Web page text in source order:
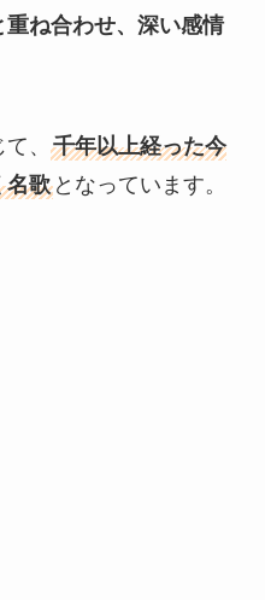
ね合わせ、深い感情
、 千年以上経った今
名歌となっています。